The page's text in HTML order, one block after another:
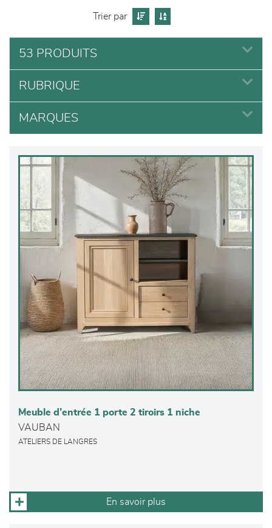
décoration
Trier par
53 PRODUITS
RUBRIQUE
MARQUES
Meuble d’entrée 1 porte 2 tiroirs 1 niche
VAUBAN
ATELIERS DE LANGRES
En savoir plus